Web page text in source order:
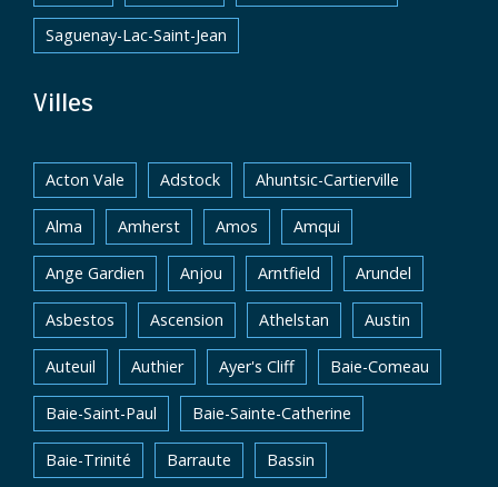
Saguenay-Lac-Saint-Jean
Villes
Acton Vale Adstock Ahuntsic-Cartierville
Alma Amherst Amos Amqui
Ange Gardien Anjou Arntfield Arundel
Asbestos Ascension Athelstan Austin
Auteuil Authier Ayer's Cliff Baie-Comeau
Baie-Saint-Paul Baie-Sainte-Catherine
Baie-Trinité Barraute Bassin